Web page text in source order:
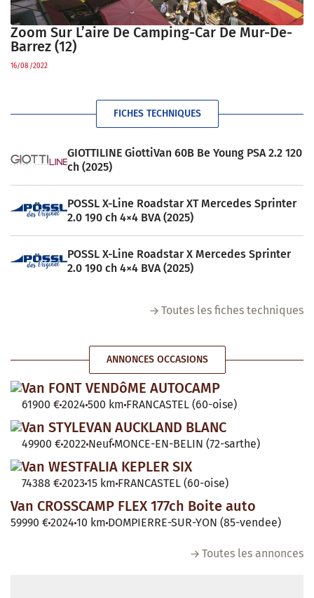
Zoom Sur L’aire De Camping-Car De Mur-De-
Barrez (12)
16/08/2022
FICHES TECHNIQUES
GIOTTILINE GiottiVan 60B Be Young PSA 2.2 120
ch (2025)
POSSL X-Line Roadstar XT Mercedes Sprinter
2.0 190 ch 4×4 BVA (2025)
POSSL X-Line Roadstar X Mercedes Sprinter
2.0 190 ch 4×4 BVA (2025)
Toutes les fiches techniques
ANNONCES OCCASIONS
Van FONT VENDôME AUTOCAMP
61900 €2024 500 km FRANCASTEL (60-oise)
Van STYLEVAN AUCKLAND BLANC
49900 €2022 Neuf MONCE-EN-BELIN (72-sarthe)
Van WESTFALIA KEPLER SIX
74388 €2023 15 km FRANCASTEL (60-oise)
Van CROSSCAMP FLEX 177ch Boite auto
59990 €2024 10 km DOMPIERRE-SUR-YON (85-vendee)
Toutes les annonces